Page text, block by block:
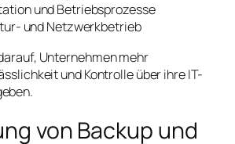
und Betriebsprozesse
und Netzwerkbetrieb
Unternehmen mehr
und Kontrolle über ihre IT-
von Backup und